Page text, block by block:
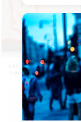
Las Hermanas de la
convento.